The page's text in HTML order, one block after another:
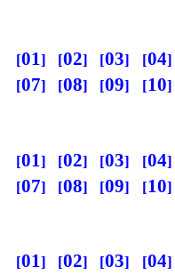
01 02 03 04
07
08 09 10
01 02 03 04
07
08 09 10
01 02 03 04